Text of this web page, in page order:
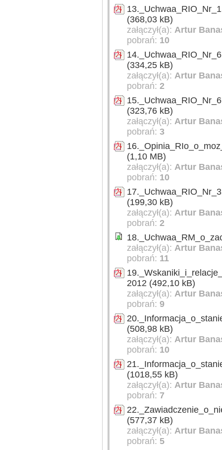
(368,03 kB)
załączył(a): Artur
pobrań: 10
(334,25 kB)
załączył(a): Artur
pobrań: 2
(323,76 kB)
załączył(a): Artur
pobrań: 3
(1,10 MB)
załączył(a): Artur
pobrań: 10
(199,30 kB)
załączył(a): Artur
pobrań: 2
załączył(a): Artur
pobrań: 11
2012 (492,10 kB)
załączył(a): Artur
pobrań: 9
(508,98 kB)
załączył(a): Artur
pobrań: 10
(1018,55 kB)
załączył(a): Artur
pobrań: 7
(577,37 kB)
załączył(a): Artur
pobrań: 5